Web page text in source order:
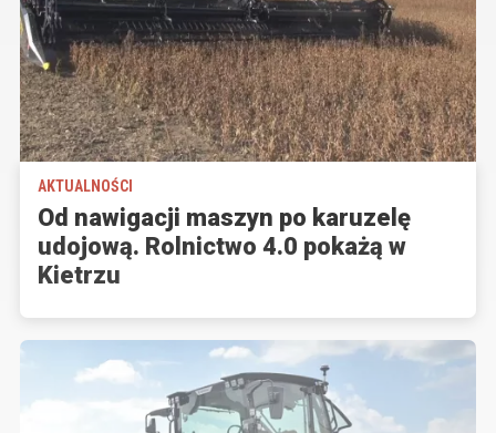
AKTUALNOŚCI
Od nawigacji maszyn po karuzelę
udojową. Rolnictwo 4.0 pokażą w
Kietrzu